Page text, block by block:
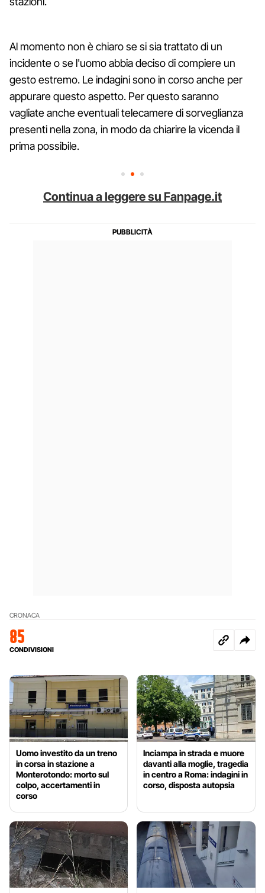
Al momento non è chiaro se si sia trattato di un
incidente o se l'uomo abbia deciso di compiere un
gesto estremo. Le indagini sono in corso anche per
appurare questo aspetto. Per questo saranno
vagliate anche eventuali telecamere di sorveglianza
presenti nella zona, in modo da chiarire la vicenda il
prima possibile.
Continua a leggere su Fanpage.it
CRONACA
85
CONDIVISIONI
Uomo investito da un treno
in corsa in stazione a
Monterotondo: morto sul
colpo, accertamenti in
corso
Inciampa in strada e muore
davanti alla moglie, tragedia
in centro a Roma: indagini in
corso, disposta autopsia